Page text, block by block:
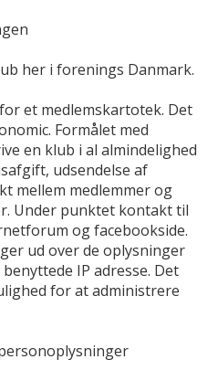
her i forenings Danmark.
et medlemskartotek. Det
Formålet med
en klub i al almindelighed
udsendelse af
mellem medlemmer og
Under punktet kontakt til
og facebookside.
ud over de oplysninger
IP adresse. Det
for at administrere